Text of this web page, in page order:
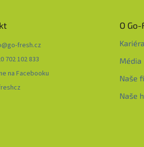
@go-fresh.cz
702 102 833
na Facebooku
O
Kariéra
Média
Naše
Naše